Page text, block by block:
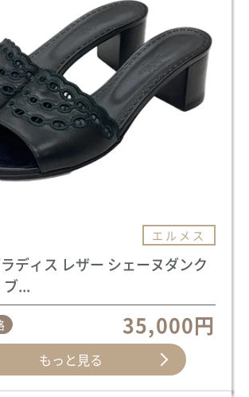
エルメス
ディス レザー シェーヌダンク
ブ...
35,000円
もっと見る